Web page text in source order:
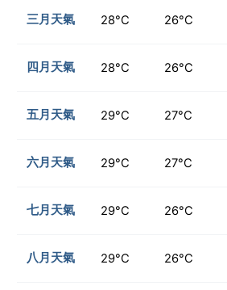
三月天氣 28°C 26°C
四月天氣 28°C 26°C
五月天氣 29°C 27°C
六月天氣 29°C 27°C
七月天氣 29°C 26°C
八月天氣 29°C 26°C